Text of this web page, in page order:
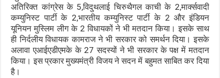
अतिरिक्त कांग्रेस के 5,विदुथलाई चिरुथैगल काची के 2,मार्क्सवादी
कम्युनिस्ट पार्टी के 2,भारतीय कम्युनिस्ट पार्टी के 2 और इंडियन
यूनियन मुस्लिम लीग के 2 विधायकों ने भी मतदान किया। इसके साथ
ही निर्दलीय विधायक कामराज ने भी सरकार को समर्थन दिया। इसके
अलावा एआईएडीएमके के 27 सदस्यों ने भी सरकार के पक्ष में मतदान
किया। इस प्रकार मुख्यमंत्री विजय ने सदन में बहुमत साबित कर दिया
है।